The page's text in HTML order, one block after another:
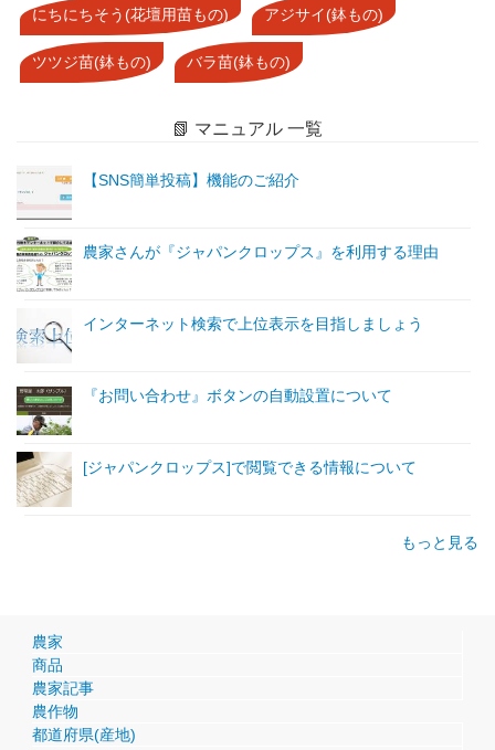
にちにちそう(花壇用苗もの) アジサイ(鉢もの)
ツツジ苗(鉢もの) バラ苗(鉢もの)
📗 マニュアル 一覧
【SNS簡単投稿】機能のご紹介
農家さんが『ジャパンクロップス』を利用する理由
インターネット検索で上位表示を目指しましょう
『お問い合わせ』ボタンの自動設置について
[ジャパンクロップス]で閲覧できる情報について
もっと見る
農家
商品
農家記事
農作物
都道府県(産地)